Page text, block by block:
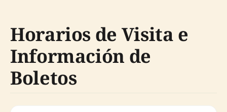
Horarios de Visita e
Información de
Boletos